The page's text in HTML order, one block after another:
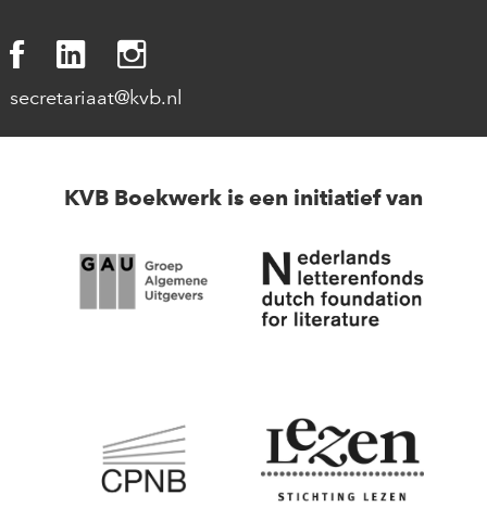
secretariaat@kvb.nl
KVB Boekwerk is een initiatief van